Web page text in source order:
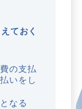
ておく
の支払
いをし
なる